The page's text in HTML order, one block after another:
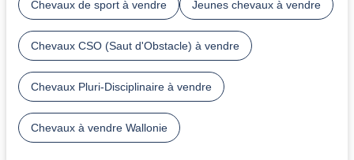
Chevaux de sport à vendre Jeunes chevaux à vendre
Chevaux CSO (Saut d'Obstacle) à vendre
Chevaux Pluri-Disciplinaire à vendre
Chevaux à vendre Wallonie